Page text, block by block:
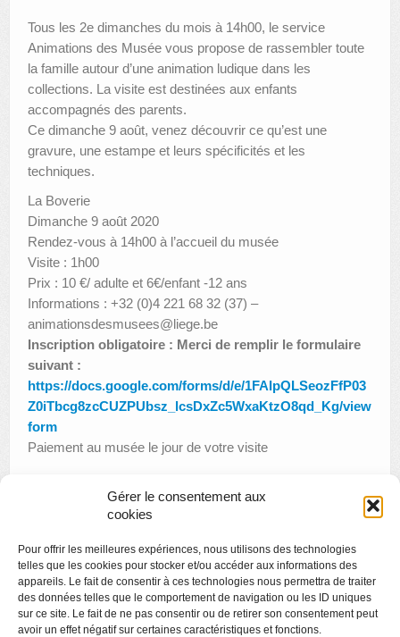
Gérer le consentement aux
cookies
Pour offrir les meilleures expériences, nous utilisons des technologies
telles que les cookies pour stocker et/ou accéder aux informations des
appareils. Le fait de consentir à ces technologies nous permettra de traiter
des données telles que le comportement de navigation ou les ID uniques
sur ce site. Le fait de ne pas consentir ou de retirer son consentement peut
avoir un effet négatif sur certaines caractéristiques et fonctions.
Tous les 2e dimanches du mois à 14h00, le service
Animations des Musée vous propose de rassembler toute
la famille autour d’une animation ludique dans les
collections. La visite est destinées aux enfants
accompagnés des parents.
Ce dimanche 9 août, venez découvrir ce qu’est une
gravure, une estampe et leurs spécificités et les
techniques.
La Boverie
Dimanche 9 août 2020
Rendez-vous à 14h00 à l’accueil du musée
Visite : 1h00
Prix : 10 €/ adulte et 6€/enfant -12 ans
Informations : +32 (0)4 221 68 32 (37) –
animationsdesmusees@liege.be
Inscription obligatoire : Merci de remplir le formulaire
suivant :
https://docs.google.com/forms/d/e/1FAIpQLSeozFfP03
Z0iTbcg8zcCUZPUbsz_lcsDxZc5WxaKtzO8qd_Kg/view
form
Paiement au musée le jour de votre visite
Visite thématique : La Vierge dans tous ses états
Cinémusée : Ron Mueck
Copyright